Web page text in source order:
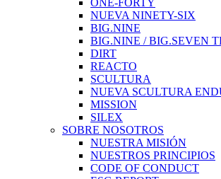
ONE-FORTY
NUEVA NINETY-SIX
BIG.NINE
BIG.NINE / BIG.SEVEN
DIRT
REACTO
SCULTURA
NUEVA SCULTURA
MISSION
SILEX
SOBRE NOSOTROS
NUESTRA MISIÓN
NUESTROS PRINCIPIOS
CODE OF CONDUCT